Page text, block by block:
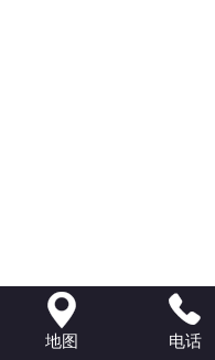

地图

电话